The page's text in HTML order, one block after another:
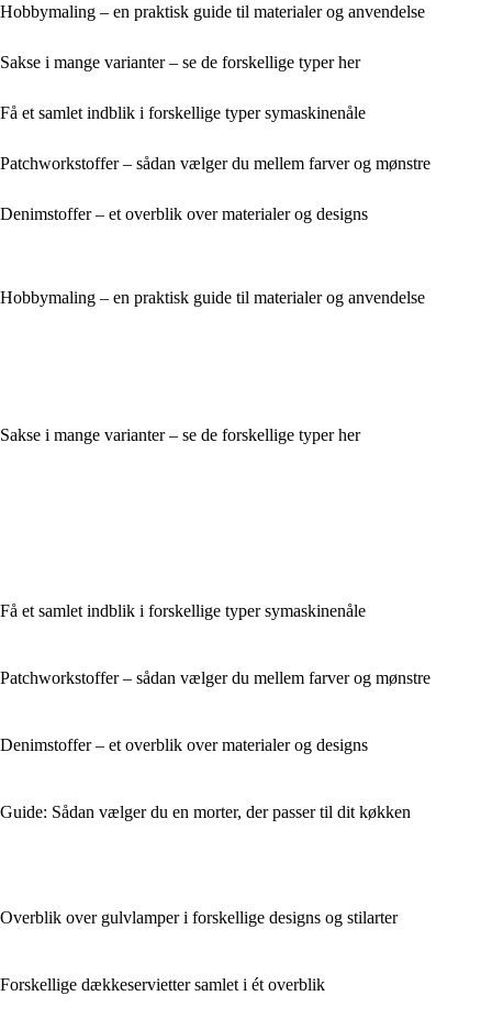
Hobbymaling – en praktisk guide til materialer og anvendelse
Sakse i mange varianter – se de forskellige typer her
Få et samlet indblik i forskellige typer symaskinenåle
Patchworkstoffer – sådan vælger du mellem farver og mønstre
Denimstoffer – et overblik over materialer og designs
Hobbymaling – en praktisk guide til materialer og anvendelse
Sakse i mange varianter – se de forskellige typer her
Få et samlet indblik i forskellige typer symaskinenåle
Patchworkstoffer – sådan vælger du mellem farver og mønstre
Denimstoffer – et overblik over materialer og designs
Guide: Sådan vælger du en morter, der passer til dit køkken
Overblik over gulvlamper i forskellige designs og stilarter
Forskellige dækkeservietter samlet i ét overblik